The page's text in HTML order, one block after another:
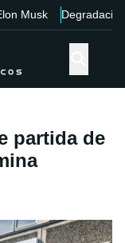
Musk Degradación
partida de